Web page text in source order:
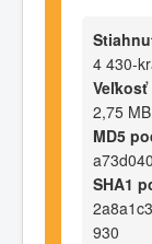
4 430-
2,75 MB
MD5
SHA1
930